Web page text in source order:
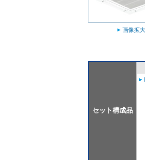
画像拡大
セット構成品